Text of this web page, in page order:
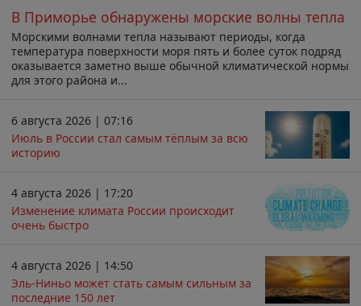
В Приморье обнаружены морские волны тепла
Морскими волнами тепла называют периоды, когда
температура поверхности моря пять и более суток подряд
оказывается заметно выше обычной климатической нормы
для этого района и...
6 августа 2026 | 07:16
Июль в России стал самым тёплым за всю
историю
4 августа 2026 | 17:20
Изменение климата России происходит
очень быстро
4 августа 2026 | 14:50
Эль-Ниньо может стать самым сильным за
последние 150 лет